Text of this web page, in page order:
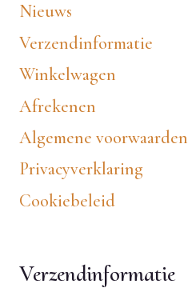
Nieuws
Verzendinformatie
Winkelwagen
Afrekenen
Algemene voorwaarden
Privacyverklaring
Cookiebeleid
Verzendinformatie